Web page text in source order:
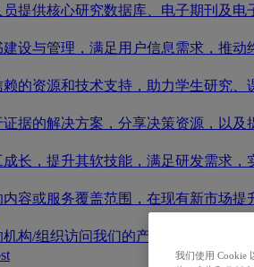
员提供核心研究数据库、电子期刊及电
建设与管理，满足用户信息需求，推动
的资源和技术支持，助力学生研究、
据的解决方案，分享决策资源，以及
成长，提升其软技能，满足研发需求，
容或服务覆盖范围，在现有新市场提
构/组织访问我们的产品，即刻开启您
我们使用 Cookie